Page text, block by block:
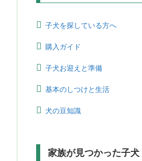
子犬を探している方へ
購入ガイド
子犬お迎えと準備
基本のしつけと生活
犬の豆知識
家族が見つかった子犬